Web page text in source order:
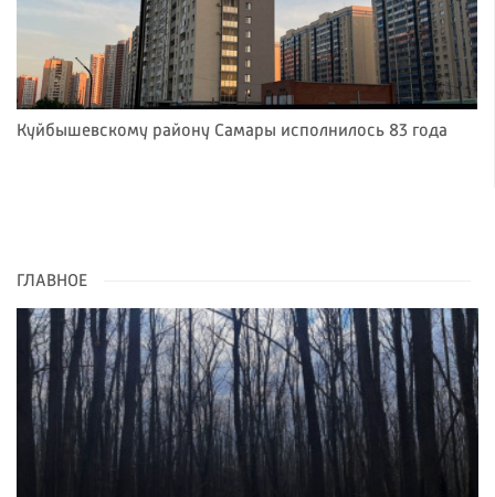
Куйбышевскому району Самары исполнилось 83 года
ГЛАВНОЕ